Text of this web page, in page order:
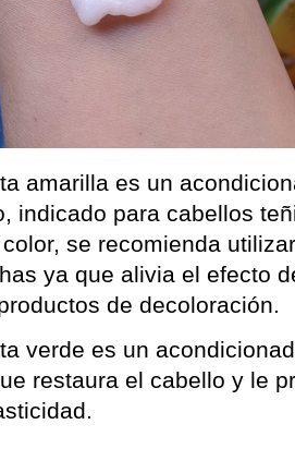
amarilla es un
indicado para cabellos
se recomienda
ya que alivia el efecto
de decoloración.
verde es un
restaura el cabello y le